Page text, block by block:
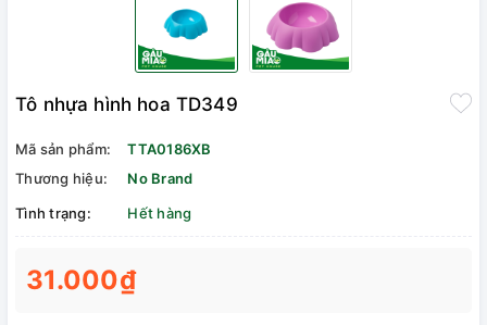
Tô nhựa hình hoa TD349
Mã sản phẩm:
TTA0186XB
Thương hiệu:
No Brand
Tình trạng:
Hết hàng
31.000₫